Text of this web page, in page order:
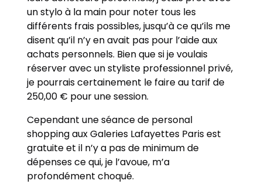
un stylo à la main pour noter tous les
différents frais possibles, jusqu’à ce qu’ils me
disent qu’il n’y en avait pas pour l’aide aux
achats personnels. Bien que si je voulais
réserver avec un styliste professionnel privé,
je pourrais certainement le faire au tarif de
250,00 € pour une session.
Cependant une séance de personal
shopping aux Galeries Lafayettes Paris est
gratuite et il n’y a pas de minimum de
dépenses ce qui, je l’avoue, m’a
profondément choqué.